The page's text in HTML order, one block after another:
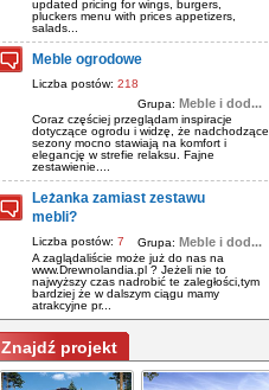
updated pricing for wings, burgers,
pluckers menu with prices appetizers,
salads...
Meble ogrodowe
Liczba postów: 218
Grupa: Meble i dod...
Coraz częściej przeglądam inspiracje
dotyczące ogrodu i widzę, że nadchodzące
sezony mocno stawiają na komfort i
elegancję w strefie relaksu. Fajne
zestawienie....
Leżanka zamiast zestawu
mebli?
Liczba postów: 7 Grupa: Meble i dod...
A zaglądaliście może już do nas na
www.Drewnolandia.pl ? Jeżeli nie to
najwyższy czas nadrobić te zaległości,tym
bardziej że w dalszym ciągu mamy
atrakcyjne pr...
Znajdź projekt